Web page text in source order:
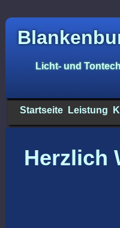
Licht- und
Startseite Leistung
Herzlich